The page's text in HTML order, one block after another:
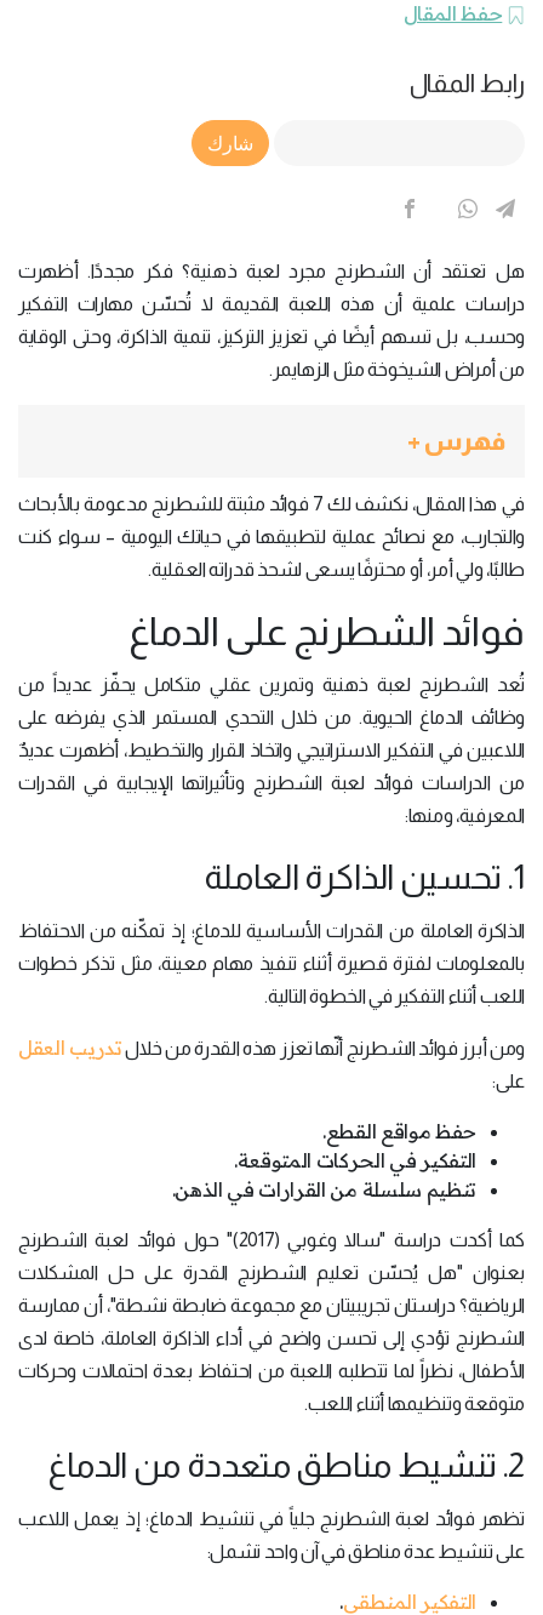
حفظ المقال
رابط المقال
Article Link
شارك
هل تعتقد أن الشطرنج مجرد لعبة ذهنية؟ فكر مجددًا. أظهرت
دراسات علمية أن هذه اللعبة القديمة لا تُحسّن مهارات التفكير
وحسب، بل تسهم أيضًا في تعزيز التركيز، تنمية الذاكرة، وحتى الوقاية
من أمراض الشيخوخة مثل الزهايمر.
فهرس +
في هذا المقال، نكشف لك 7 فوائد مثبتة للشطرنج مدعومة بالأبحاث
والتجارب، مع نصائح عملية لتطبيقها في حياتك اليومية – سواء كنت
طالبًا، ولي أمر، أو محترفًا يسعى لشحذ قدراته العقلية.
فوائد الشطرنج على الدماغ
تُعد الشطرنج لعبة ذهنية وتمرين عقلي متكامل يحفّز عديداً من
وظائف الدماغ الحيوية. من خلال التحدي المستمر الذي يفرضه على
اللاعبين في التفكير الاستراتيجي واتخاذ القرار والتخطيط، أظهرت عديدٌ
من الدراسات فوائد لعبة الشطرنج وتأثيراتها الإيجابية في القدرات
المعرفية، ومنها:
1. تحسين الذاكرة العاملة
الذاكرة العاملة من القدرات الأساسية للدماغ؛ إذ تمكّنه من الاحتفاظ
بالمعلومات لفترة قصيرة أثناء تنفيذ مهام معينة، مثل تذكر خطوات
اللعب أثناء التفكير في الخطوة التالية.
ومن أبرز فوائد الشطرنج أنّها تعزز هذه القدرة من خلالتدريب العقل
على:
حفظ مواقع القطع.
التفكير في الحركات المتوقعة.
تنظيم سلسلة من القرارات في الذهن.
كما أكدت دراسة "سالا وغوبي (2017)" حول فوائد لعبة الشطرنج
بعنوان "هل يُحسّن تعليم الشطرنج القدرة على حل المشكلات
الرياضية؟ دراستان تجريبيتان مع مجموعة ضابطة نشطة"، أن ممارسة
الشطرنج تؤدي إلى تحسن واضح في أداء الذاكرة العاملة، خاصة لدى
الأطفال، نظراً لما تتطلبه اللعبة من احتفاظ بعدة احتمالات وحركات
متوقعة وتنظيمها أثناء اللعب.
2. تنشيط مناطق متعددة من الدماغ
تظهر فوائد لعبة الشطرنج جلياً في تنشيط الدماغ؛ إذ يعمل اللاعب
على تنشيط عدة مناطق في آن واحد تشمل:
التفكير المنطقي.